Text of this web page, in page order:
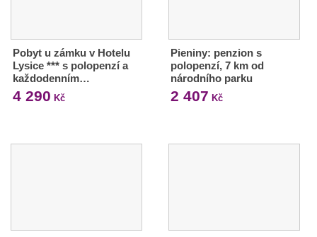
Pobyt u zámku v Hotelu
Lysice *** s polopenzí a
každodenním…
4 290 Kč
Pieniny: penzion s
polopenzí, 7 km od
národního parku
2 407 Kč